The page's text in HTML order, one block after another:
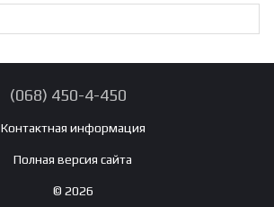
(068) 450-4-450
Контактная информация
Полная версия сайта
© 2026